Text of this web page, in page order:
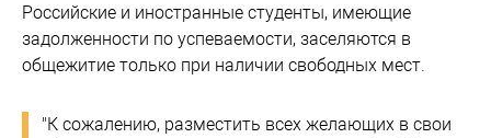
Российские и иностранные студенты, имеющие
задолженности по успеваемости, заселяются в
общежитие только при наличии свободных мест.
"К сожалению, разместить всех желающих в свои